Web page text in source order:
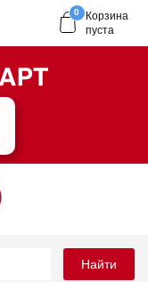
0
Корзина
пуста
Найти